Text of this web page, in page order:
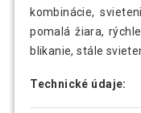
kombinácie,
pomalá žiara,
blikanie, stále
Technické údaje: